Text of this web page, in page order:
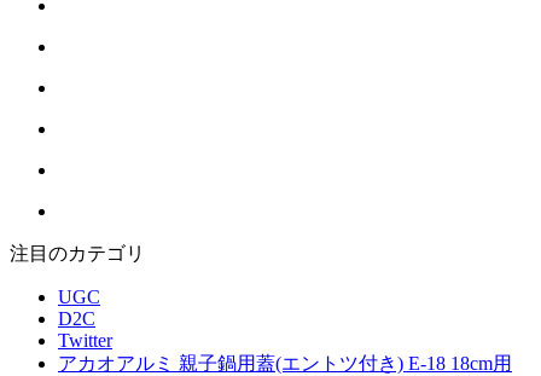
注目のカテゴリ
UGC
D2C
Twitter
アカオアルミ 親子鍋用蓋(エントツ付き) E-18 18cm用